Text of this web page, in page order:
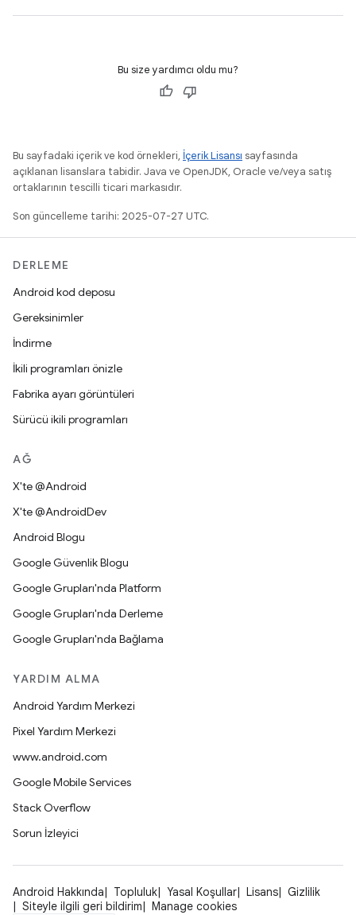
Bu size yardımcı oldu mu?
Bu sayfadaki içerik ve kod örnekleri, İçerik Lisansı sayfasında
açıklanan lisanslara tabidir. Java ve OpenJDK, Oracle ve/veya satış
ortaklarının tescilli ticari markasıdır.
Son güncelleme tarihi: 2025-07-27 UTC.
DERLEME
Android kod deposu
Gereksinimler
İndirme
İkili programları önizle
Fabrika ayarı görüntüleri
Sürücü ikili programları
AĞ
X'te @Android
X'te @AndroidDev
Android Blogu
Google Güvenlik Blogu
Google Grupları'nda Platform
Google Grupları'nda Derleme
Google Grupları'nda Bağlama
YARDIM ALMA
Android Yardım Merkezi
Pixel Yardım Merkezi
www.android.com
Google Mobile Services
Stack Overflow
Sorun İzleyici
Android Hakkında Topluluk Yasal Koşullar Lisans
Gizlilik
Siteyle ilgili geri bildirim
Manage cookies